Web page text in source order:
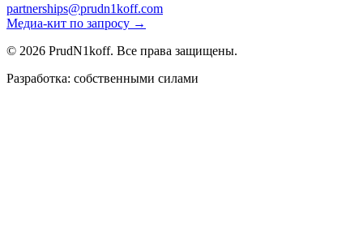
partnerships@prudn1koff.com
Медиа-кит по запросу →
© 2026 PrudN1koff. Все права защищены.
Разработка: собственными силами